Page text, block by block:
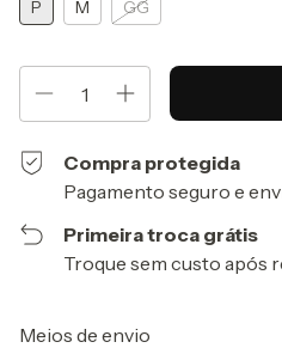
P M GG
Compra protegida
Pagamento seguro e
Primeira troca grátis
Troque sem custo após
Entregas para o CEP:
Meios de envio